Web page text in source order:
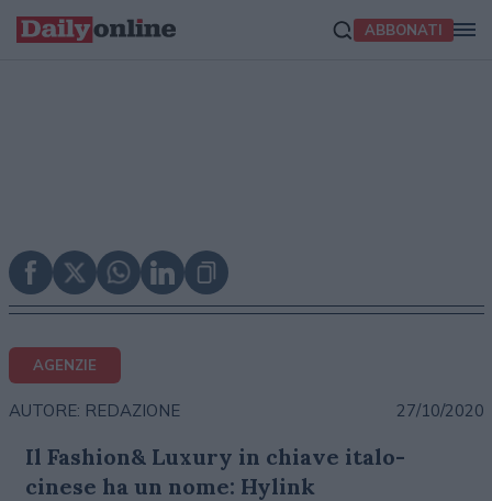
ABBONATI
AGENZIE
AUTORE: REDAZIONE 27/10/2020
Il Fashion& Luxury in chiave italo-
cinese ha un nome: Hylink